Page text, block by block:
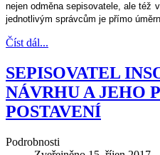
nejen odměna sepisovatele, ale též
jednotlivým správcům je přímo
Číst dál...
SEPISOVATEL
NÁVRHU A JEHO
POSTAVENÍ
Podrobnosti